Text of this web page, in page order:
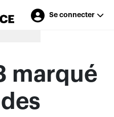
Se connecter
marqué